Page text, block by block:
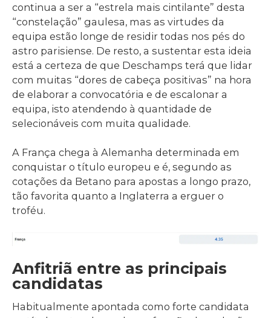
continua a ser a “estrela mais cintilante” desta
“constelação” gaulesa, mas as virtudes da
equipa estão longe de residir todas nos pés do
astro parisiense. De resto, a sustentar esta ideia
está a certeza de que Deschamps terá que lidar
com muitas “dores de cabeça positivas” na hora
de elaborar a convocatória e de escalonar a
equipa, isto atendendo à quantidade de
selecionáveis com muita qualidade.
A França chega à Alemanha determinada em
conquistar o título europeu e é, segundo as
cotações da Betano para apostas a longo prazo,
tão favorita quanto a Inglaterra a erguer o
troféu.
Anfitriã entre as principais
candidatas
Habitualmente apontada como forte candidata